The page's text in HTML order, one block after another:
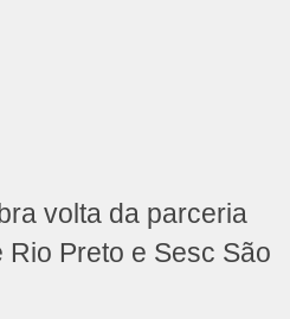
volta da parceria
Rio Preto e Sesc São